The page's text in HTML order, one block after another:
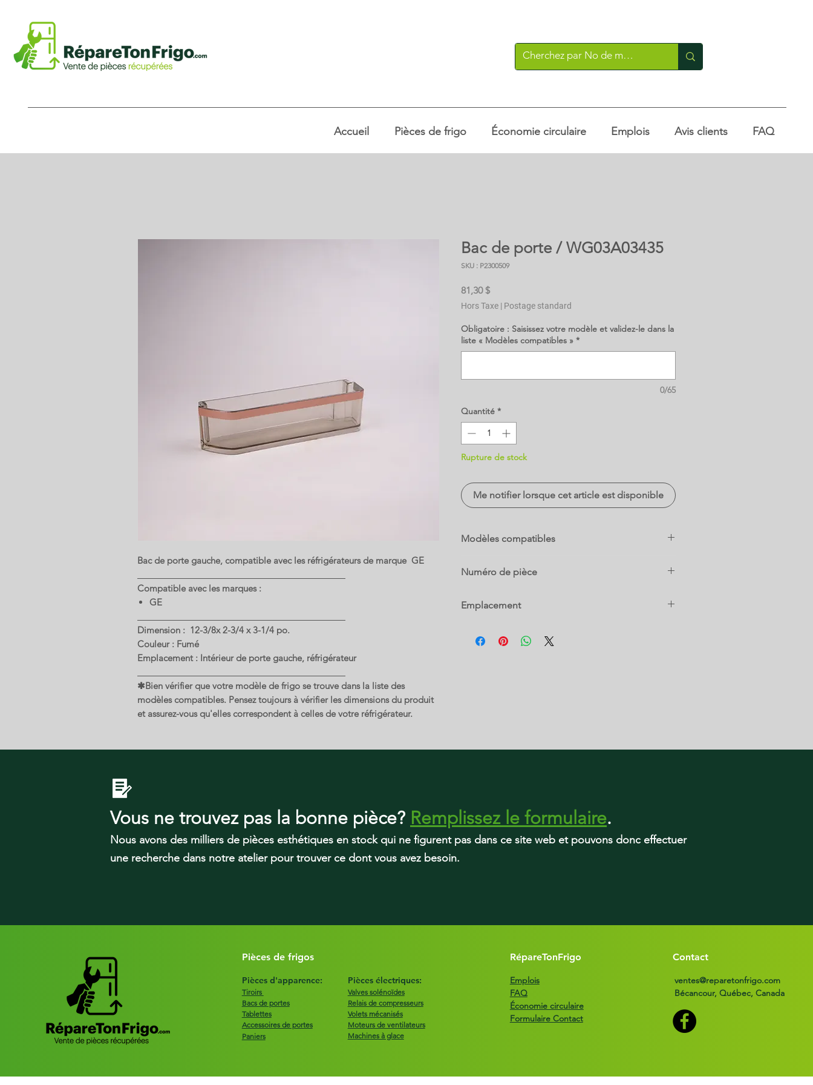
Accueil Pièces de frigo Économie circulaire Emplois Avis clients FAQ
Bac de porte gauche, compatible avec les réfrigérateurs de marque GE
Compatible avec les marques :
GE
Dimension : 12-3/8x 2-3/4 x 3-1/4 po.
Couleur : Fumé
Emplacement : Intérieur de porte gauche, réfrigérateur
✱Bien vérifier que votre modèle de frigo se trouve dans la liste des
modèles compatibles. Pensez toujours à vérifier les dimensions du produit
et assurez-vous qu'elles correspondent à celles de votre réfrigérateur.
Bac de porte / WG03A03435
SKU : P2300509
81,30 $Prix
Hors Taxe | Postage standard
Obligatoire : Saisissez votre modèle et validez-le dans la
liste « Modèles compatibles » *
0/65
Quantité *
Rupture de stock
Me notifier lorsque cet article est disponible
Modèles compatibles
CVE28DM5NBS5
CVE28DP2NBJS1
CVE28DP3NBD1
CVE28DP4NBW2
Numéro de pièce
Emplacement
Vous ne trouvez pas la bonne pièce? Remplissez le formulaire.
Nous avons des milliers de pièces esthétiques en stock qui ne figurent pas dans ce site web et pouvons donc effectuer
une recherche dans notre atelier pour trouver ce dont vous avez besoin.
Pièces de frigos
Pièces d'apparence:
Tiroirs
Bacs de portes
Tablettes
Accessoires de portes
Paniers
Pièces électriques:
Valves solénoïdes
Relais de compresseurs
Volets mécanisés
Moteurs de ventilateurs
Machines à glace
RépareTonFrigo
Emplois
FAQ
Économie circulaire
Formulaire Contact
Contact
ventes@reparetonfrigo.com
Bécancour, Québec, Canada